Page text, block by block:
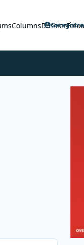
ColumnsDossier